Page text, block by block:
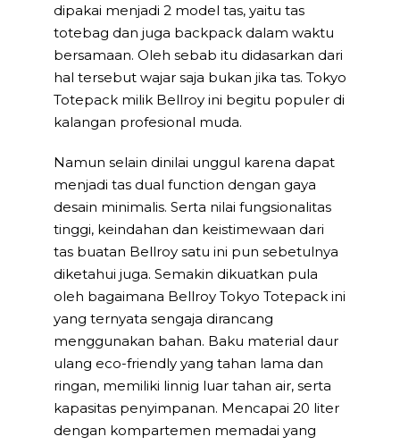
dipakai menjadi 2 model tas, yaitu tas
totebag dan juga backpack dalam waktu
bersamaan. Oleh sebab itu didasarkan dari
hal tersebut wajar saja bukan jika tas. Tokyo
Totepack milik Bellroy ini begitu populer di
kalangan profesional muda.
Namun selain dinilai unggul karena dapat
menjadi tas dual function dengan gaya
desain minimalis. Serta nilai fungsionalitas
tinggi, keindahan dan keistimewaan dari
tas buatan Bellroy satu ini pun sebetulnya
diketahui juga. Semakin dikuatkan pula
oleh bagaimana Bellroy Tokyo Totepack ini
yang ternyata sengaja dirancang
menggunakan bahan. Baku material daur
ulang eco-friendly yang tahan lama dan
ringan, memiliki linnig luar tahan air, serta
kapasitas penyimpanan. Mencapai 20 liter
dengan kompartemen memadai yang